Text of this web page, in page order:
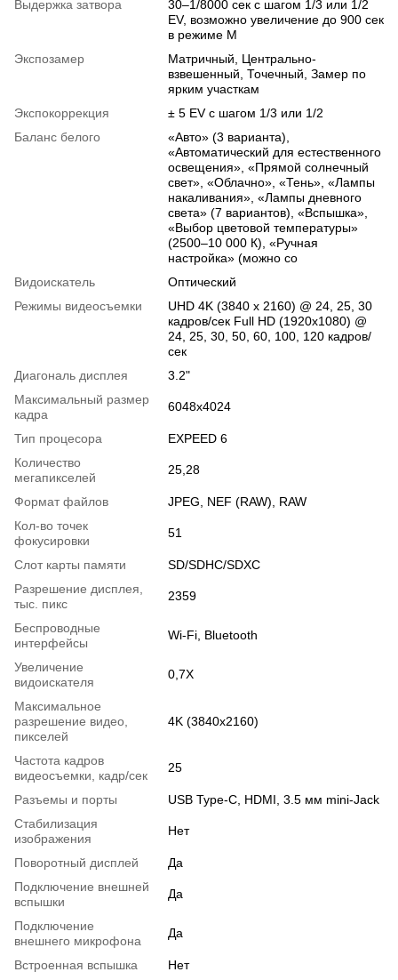
Выдержка затвора
30–1/8000 сек с шагом 1/3 или 1/2
EV, возможно увеличение до 900 сек
в режиме M
Экспозамер
Матричный, Центрально-
взвешенный, Точечный, Замер по
ярким участкам
Экспокоррекция
± 5 EV с шагом 1/3 или 1/2
Баланс белого
«Авто» (3 варианта),
«Автоматический для естественного
освещения», «Прямой солнечный
свет», «Облачно», «Тень», «Лампы
накаливания», «Лампы дневного
света» (7 вариантов), «Вспышка»,
«Выбор цветовой температуры»
(2500–10 000 К), «Ручная
настройка» (можно со
Видоискатель
Оптический
Режимы видеосъемки
UHD 4K (3840 x 2160) @ 24, 25, 30
кадров/сек Full HD (1920x1080) @
24, 25, 30, 50, 60, 100, 120 кадров/
сек
Диагональ дисплея
3.2"
Максимальный размер
кадра
6048x4024
Тип процесора
EXPEED 6
Количество
мегапикселей
25,28
Формат файлов
JPEG, NEF (RAW), RAW
Кол-во точек
фокусировки
51
Слот карты памяти
SD/SDHC/SDXC
Разрешение дисплея,
тыс. пикс
2359
Беспроводные
интерфейсы
Wi-Fi, Bluetooth
Увеличение
видоискателя
0,7X
Максимальное
разрешение видео,
пикселей
4K (3840x2160)
Частота кадров
видеосъемки, кадр/сек
25
Разъемы и порты
USB Type-C, HDMI, 3.5 мм mini-Jack
Стабилизация
изображения
Нет
Поворотный дисплей
Да
Подключение внешней
вспышки
Да
Подключение
внешнего микрофона
Да
Встроенная вспышка
Нет